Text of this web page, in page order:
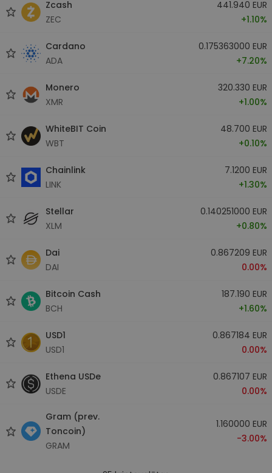
Zcash
ZEC
441.940 EUR
+1.10%
Cardano
ADA
0.175363000 EUR
+7.20%
Monero
XMR
320.330 EUR
+1.00%
WhiteBIT Coin
WBT
48.700 EUR
+0.10%
Chainlink
LINK
7.1200 EUR
+1.30%
Stellar
XLM
0.140251000 EUR
+0.80%
Dai
DAI
0.867209 EUR
0.00%
Bitcoin Cash
BCH
187.190 EUR
+1.60%
USD1
USD1
0.867184 EUR
0.00%
Ethena USDe
USDE
0.867107 EUR
0.00%
Gram (prev.
Toncoin)
GRAM
1.160000 EUR
-3.00%